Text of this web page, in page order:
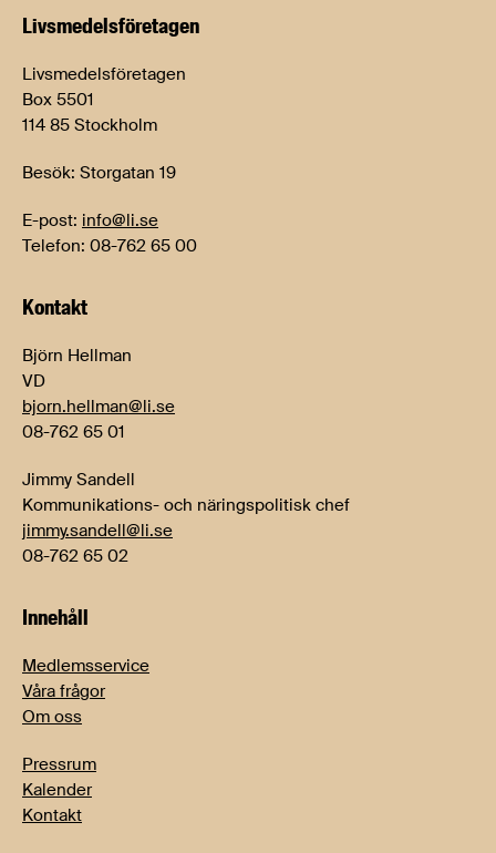
Livsmedels­företagen
Livsmedelsföretagen
Box 5501
114 85 Stockholm
Besök: Storgatan 19
E-post: info@li.se
Telefon: 08-762 65 00
Kontakt
Björn Hellman
VD
bjorn.hellman@li.se
08-762 65 01
Jimmy Sandell
Kommunikations- och näringspolitisk chef
jimmy.sandell@li.se
08-762 65 02
Innehåll
Medlemsservice
Våra frågor
Om oss
Pressrum
Kalender
Kontakt